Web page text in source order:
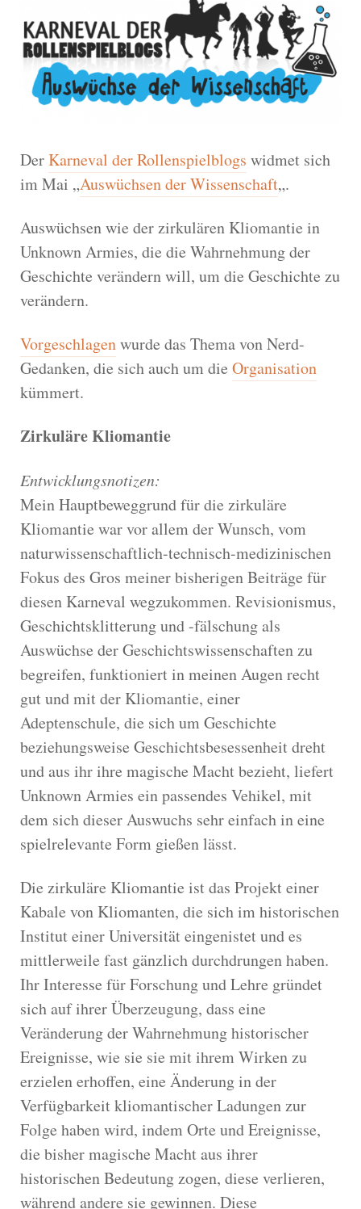
DerKarneval der Rollenspielblogs widmet sich
im Mai „Auswüchsen der Wissenschaft„.
Auswüchsen wie der zirkulären Kliomantie in
Unknown Armies, die die Wahrnehmung der
Geschichte verändern will, um die Geschichte zu
verändern.
Vorgeschlagenwurde das Thema von Nerd-
Gedanken, die sich auch um die Organisation
kümmert.
Zirkuläre Kliomantie
Entwicklungsnotizen:
Mein Hauptbeweggrund für die zirkuläre
Kliomantie war vor allem der Wunsch, vom
naturwissenschaftlich-technisch-medizinischen
Fokus des Gros meiner bisherigen Beiträge für
diesen Karneval wegzukommen. Revisionismus,
Geschichtsklitterung und -fälschung als
Auswüchse der Geschichtswissenschaften zu
begreifen, funktioniert in meinen Augen recht
gut und mit der Kliomantie, einer
Adeptenschule, die sich um Geschichte
beziehungsweise Geschichtsbesessenheit dreht
und aus ihr ihre magische Macht bezieht, liefert
Unknown Armies ein passendes Vehikel, mit
dem sich dieser Auswuchs sehr einfach in eine
spielrelevante Form gießen lässt.
Die zirkuläre Kliomantie ist das Projekt einer
Kabale von Kliomanten, die sich im historischen
Institut einer Universität eingenistet und es
mittlerweile fast gänzlich durchdrungen haben.
Ihr Interesse für Forschung und Lehre gründet
sich auf ihrer Überzeugung, dass eine
Veränderung der Wahrnehmung historischer
Ereignisse, wie sie sie mit ihrem Wirken zu
erzielen erhoffen, eine Änderung in der
Verfügbarkeit kliomantischer Ladungen zur
Folge haben wird, indem Orte und Ereignisse,
die bisher magische Macht aus ihrer
historischen Bedeutung zogen, diese verlieren,
während andere sie gewinnen. Diese